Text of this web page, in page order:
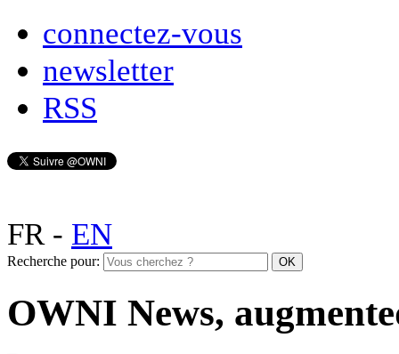
connectez-vous
newsletter
RSS
FR- EN
Recherche pour:
OWNI News,